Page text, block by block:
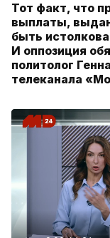
Тот факт, что
выплаты,
быть
И оппозиция
политолог
телеканала